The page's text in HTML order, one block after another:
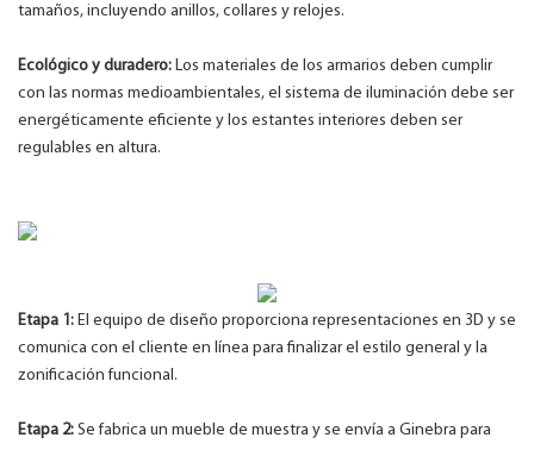
tamaños, incluyendo anillos, collares y relojes.
Ecológico y duradero: Los materiales de los armarios deben cumplir
con las normas medioambientales, el sistema de iluminación debe ser
energéticamente eficiente y los estantes interiores deben ser
regulables en altura.
Etapa 1: El equipo de diseño proporciona representaciones en 3D y se
comunica con el cliente en línea para finalizar el estilo general y la
zonificación funcional.
Etapa 2: Se fabrica un mueble de muestra y se envía a Ginebra para